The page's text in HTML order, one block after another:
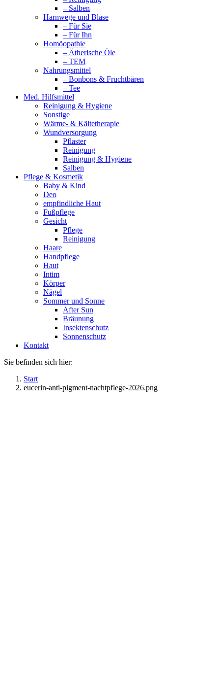
– Salben
Harnwege und Blase
– Für Sie
– Für Ihn
Homöopathie
– Ätherische Öle
– TEM
Nahrungsmittel
– Bonbons & Fruchtbären
– Tee
Med. Hilfsmittel
Reinigung & Hygiene
Sonstige
Wärme- & Kältetherapie
Wundversorgung
Pflaster
Reinigung
Reinigung & Hygiene
Salben
Pflege & Kosmetik
Baby & Kind
Deo
empfindliche Haut
Fußpflege
Gesicht
Pflege
Reinigung
Haare
Handpflege
Haut
Intim
Körper
Nägel
Sommer und Sonne
After Sun
Bräunung
Insektenschutz
Sonnenschutz
Kontakt
Sie befinden sich hier:
Start
eucerin-anti-pigment-nachtpflege-2026.png